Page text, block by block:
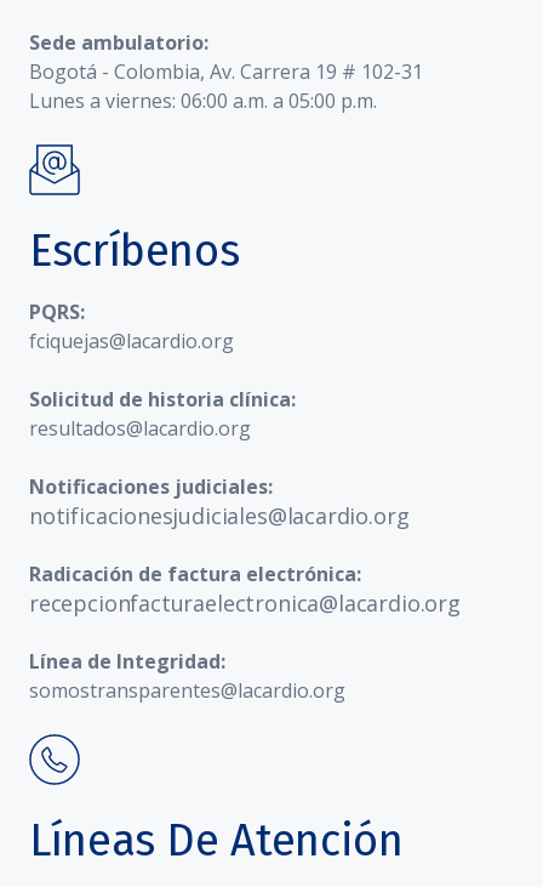
Sede ambulatorio:
Bogotá - Colombia, Av. Carrera 19 # 102-31
Lunes a viernes: 06:00 a.m. a 05:00 p.m.
Escríbenos
PQRS:
fciquejas@lacardio.org
Solicitud de historia clínica:
resultados@lacardio.org
Notificaciones judiciales:
notificacionesjudiciales@lacardio.org
Radicación de factura electrónica:
recepcionfacturaelectronica@lacardio.org
Línea de Integridad:
somostransparentes@lacardio.org
Líneas De Atención